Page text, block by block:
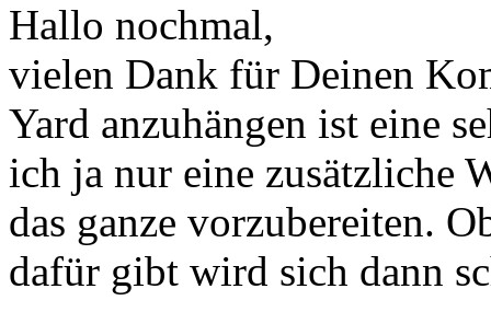
Hallo nochmal,
vielen Dank für Deinen
Yard anzuhängen ist eine
ich ja nur eine zusätzliche
das ganze vorzubereiten.
dafür gibt wird sich dann